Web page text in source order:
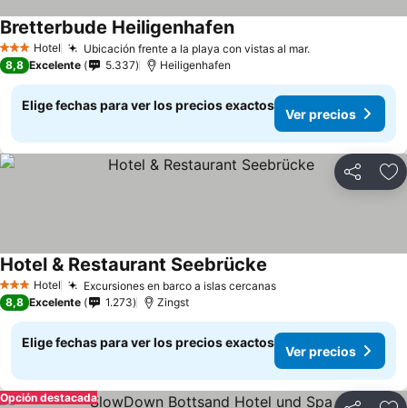
3 Estrellas
Hotel Ubicación frente a la playa con vistas al mar.
Bretterbude Heiligenhafen
8,8 Excelente 5.337 Heiligenhafen
Elige fechas para ver los precios exactos
Ver precios
Compartir
3 Estrellas
Hotel Excursiones en barco a islas cercanas
Hotel & Restaurant Seebrücke
8,8 Excelente 1.273 Zingst
Elige fechas para ver los precios exactos
Ver precios
Opción destacada